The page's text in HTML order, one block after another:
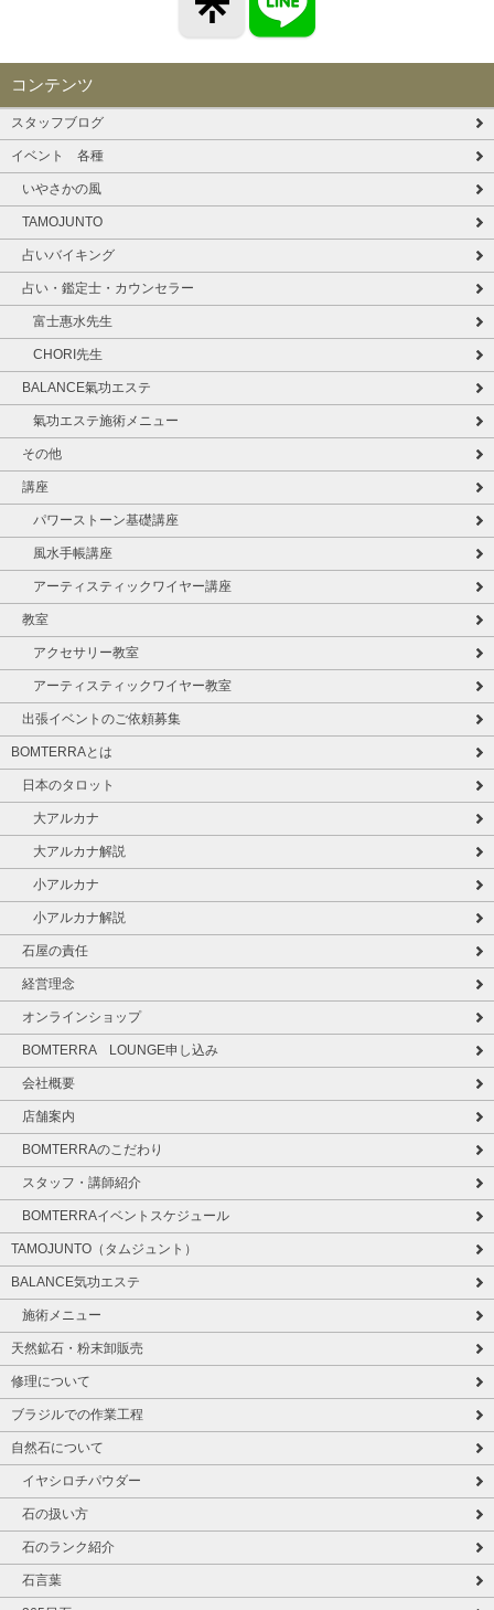
コンテンツ
スタッフブログ
イベント 各種
いやさかの風
TAMOJUNTO
占いバイキング
占い・鑑定士・カウンセラー
富士惠水先生
CHORI先生
BALANCE氣功エステ
氣功エステ施術メニュー
その他
講座
パワーストーン基礎講座
風水手帳講座
アーティスティックワイヤー講座
教室
アクセサリー教室
アーティスティックワイヤー教室
出張イベントのご依頼募集
BOMTERRAとは
日本のタロット
大アルカナ
大アルカナ解説
小アルカナ
小アルカナ解説
石屋の責任
経営理念
オンラインショップ
BOMTERRA LOUNGE申し込み
会社概要
店舗案内
BOMTERRAのこだわり
スタッフ・講師紹介
BOMTERRAイベントスケジュール
TAMOJUNTO（タムジュント）
BALANCE気功エステ
施術メニュー
天然鉱石・粉末卸販売
修理について
ブラジルでの作業工程
自然石について
イヤシロチパウダー
石の扱い方
石のランク紹介
石言葉